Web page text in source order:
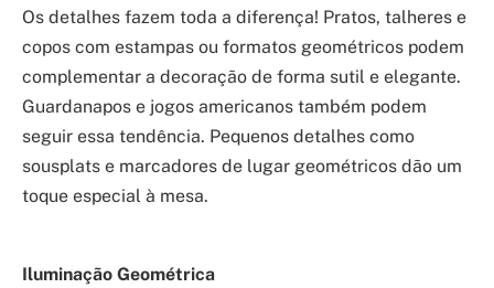
Os detalhes fazem toda a diferença! Pratos, talheres e
copos com estampas ou formatos geométricos podem
complementar a decoração de forma sutil e elegante.
Guardanapos e jogos americanos também podem
seguir essa tendência. Pequenos detalhes como
sousplats e marcadores de lugar geométricos dão um
toque especial à mesa.
Iluminação Geométrica